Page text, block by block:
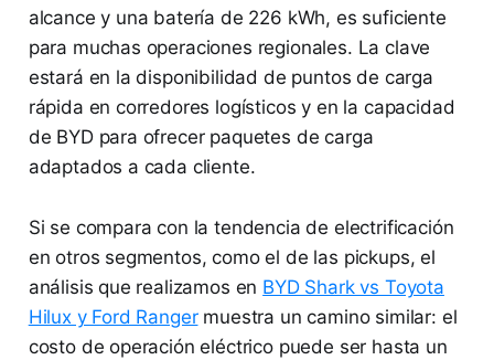
alcance y una batería de 226 kWh, es suficiente
para muchas operaciones regionales. La clave
estará en la disponibilidad de puntos de carga
rápida en corredores logísticos y en la capacidad
de BYD para ofrecer paquetes de carga
adaptados a cada cliente.
Si se compara con la tendencia de electrificación
en otros segmentos, como el de las pickups, el
análisis que realizamos en BYD Shark vs Toyota
Hilux y Ford Rangermuestra un camino similar: el
costo de operación eléctrico puede ser hasta un